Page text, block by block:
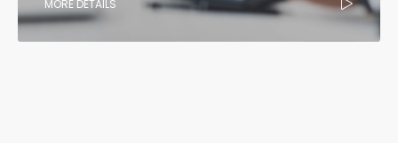
MORE DETAILS